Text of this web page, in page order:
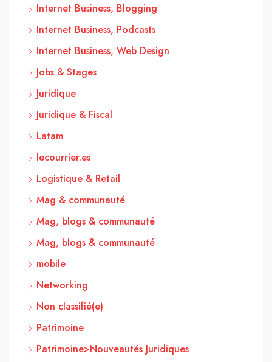
Internet Business, Blogging
Internet Business, Podcasts
Internet Business, Web Design
Jobs & Stages
Juridique
Juridique & Fiscal
Latam
lecourrier.es
Logistique & Retail
Mag & communauté
Mag, blogs & communauté
Mag, blogs & communauté
mobile
Networking
Non classifié(e)
Patrimoine
Patrimoine>Nouveautés Juridiques